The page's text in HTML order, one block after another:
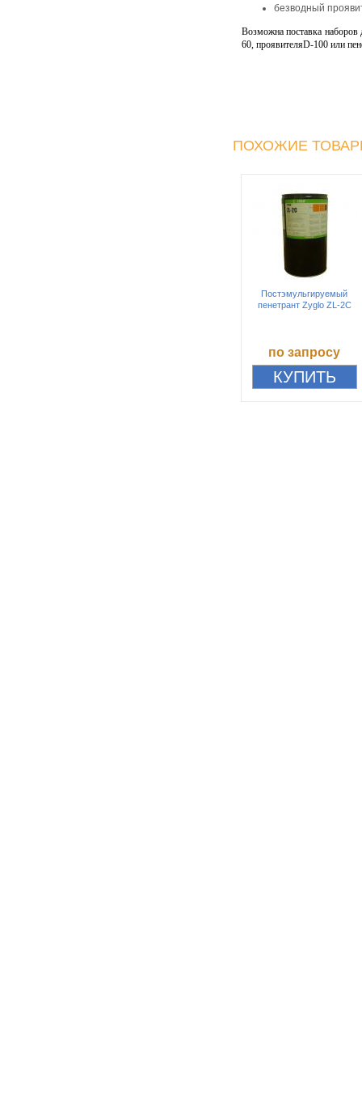
безводный
Возможна поставка наборов
60, проявителяD-100 или
ПОХОЖИЕ
Постэмульгируемый
пенетрант Zyglo ZL-2C
по запросу